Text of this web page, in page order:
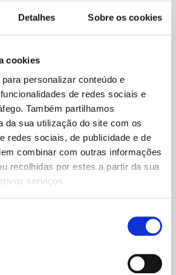
Detalhes Sobre os cookies
cookies
personalizar conteúdo e
de redes sociais e
Também partilhamos
da sua utilização do site com os
redes sociais, de publicidade e de
combinar com outras informações
recolhidas por estes a partir da sua
serviços.
online para os EUA e
adorado por alunos e
irradiar descontração e
o Nuno também ser
as sessões com um
passo também suscita muito
das sessões tem
novidades e melhorias
cada vez mais cativantes. Eu
a dezenas e dezenas de
sempre a divertir-me
no
Plano Nacional
Casqueiro, sublinha: «Como
PNL. Uma coleção que tem